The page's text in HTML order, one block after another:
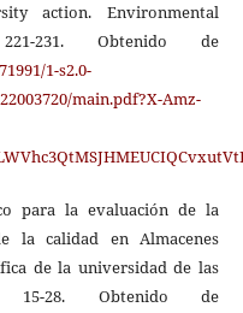
action. Environmental
231. Obtenido de
1-s2.0-
main.pdf?X-Amz-
para la evaluación de la
la calidad en Almacenes
de la universidad de las
15-28. Obtenido de